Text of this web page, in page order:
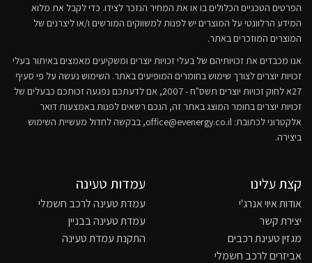
הפרטים הטכניים הכלולים בו או את המחיר הנזכר לצידו. כדי לקבל את מלוא
המידע הרלוונטי על המוצרים יש לפנות למשווקים המורשים ו/או ליצרנים של
המוצרים המוזכרים באתר.
אנו מכבדים את זכויותיהם של בעלי זכויות יוצרים ומשקיעים מאמצים באיתור בעלי
זכויות יוצרים לצורך שימוש בחומרים המופיעים באתר. השימוש נעשה על פי סעיף
27א לחוק זכויות יוצרים תשס"ח - 2007, אם לדעתכם נפגעה זכותכם כבעלים של
זכויות יוצרים בחומר המוצג באתר זה, הנכם רשאים לפנות באמצעות דואר
אלקטרוני לכתובת: office@evenergy.co.il, בבקשה לחדול מעשיית השימוש
ביצירה.
קצת עלינו
אודות איוי אנרג'י
יצירת קשר
מגזין טעינת רכבים
אביזרים לרכב חשמלי
עמדות טעינה
עמדת טעינה לרכב חשמלי
עמדת טעינה בבניין
התקנת עמדת טעינה